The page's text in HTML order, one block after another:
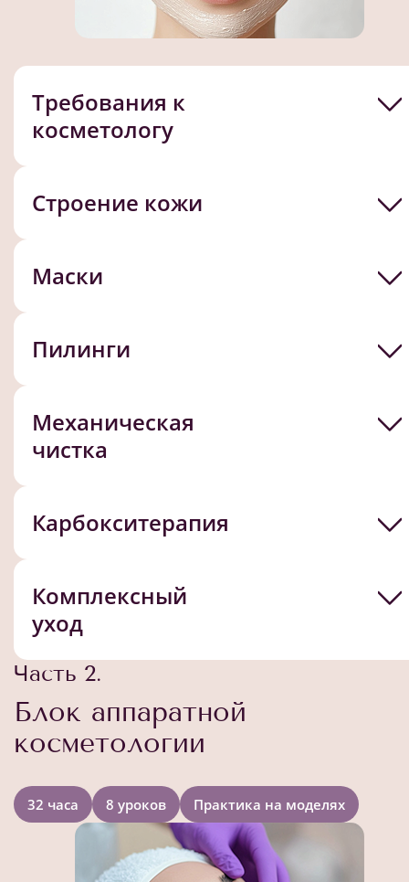
Требования к
косметологу
Строение кожи
Маски
Пилинги
Механическая
чистка
Карбокситерапия
Комплексный
уход
Часть 2.
Блок аппаратной
косметологии
32 часа 8 уроков Практика на моделях